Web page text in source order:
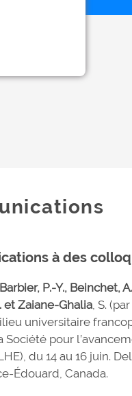
à des
P.-Y., Beinchet,
et Zaiane-Ghalia , S.
universitaire
Société pour
du 14 au 16 juin.
Édouard, Canada.